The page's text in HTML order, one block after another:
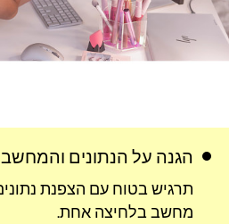
הגנה על הנתונים והמחשב
מחשב בלחיצה אחת.